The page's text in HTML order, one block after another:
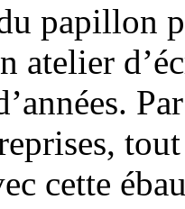
papillon
atelier
cette